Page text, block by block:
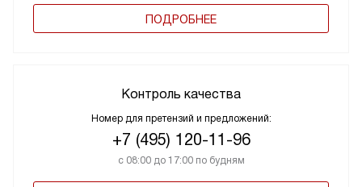
ПОДРОБНЕЕ
Контроль качества
Номер для претензий и предложений:
+7 (495) 120-11-96
с 08:00 до 17:00 по будням